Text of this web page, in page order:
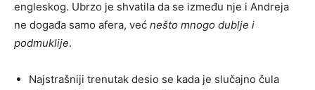
engleskog. Ubrzo je shvatila da se između nje i Andreja
ne događa samo afera, već nešto mnogo dublje i
podmuklije.
Najstrašniji trenutak desio se kada je slučajno čula